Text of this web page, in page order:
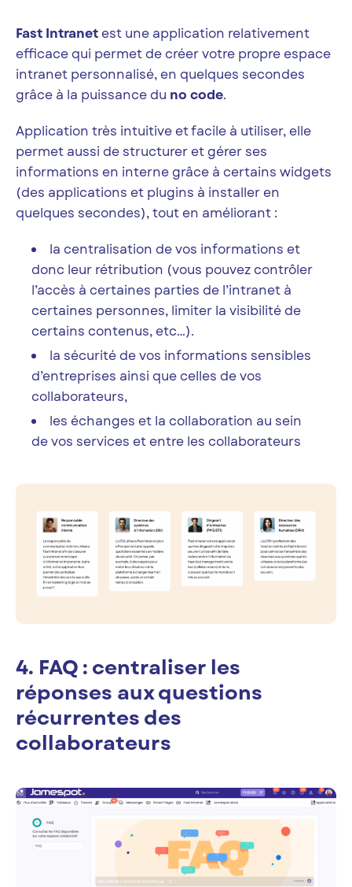
Fast Intranetest une application relativement
efficace qui permet de créer votre propre espace
intranet personnalisé, en quelques secondes
grâce à la puissance du no code.
Application très intuitive et facile à utiliser, elle
permet aussi de structurer et gérer ses
informations en interne grâce à certains widgets
(des applications et plugins à installer en
quelques secondes), tout en améliorant :
la centralisation de vos informations et
donc leur rétribution (vous pouvez contrôler
l’accès à certaines parties de l’intranet à
certaines personnes, limiter la visibilité de
certains contenus, etc…).
la sécurité de vos informations sensibles
d’entreprises ainsi que celles de vos
collaborateurs,
les échanges et la collaboration au sein
de vos services et entre les collaborateurs
4. FAQ : centraliser les
réponses aux questions
récurrentes des
collaborateurs